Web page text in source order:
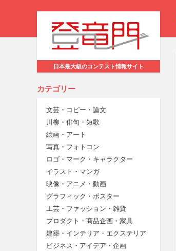
日本最大級のコンテスト情報サイト
カテゴリー
文芸・コピー・論文
川柳・俳句・短歌
絵画・アート
写真・フォトコン
ロゴ・マーク・キャラクター
イラスト・マンガ
映像・アニメ・動画
グラフィック・ポスター
工芸・ファッション・雑貨
プロダクト・商品企画・家具
建築・インテリア・エクステリア
ビジネス・アイデア・企画